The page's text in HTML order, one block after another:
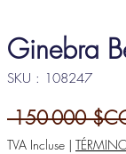
Ginebra
SKU : 108247
150 000
TVA Incluse |